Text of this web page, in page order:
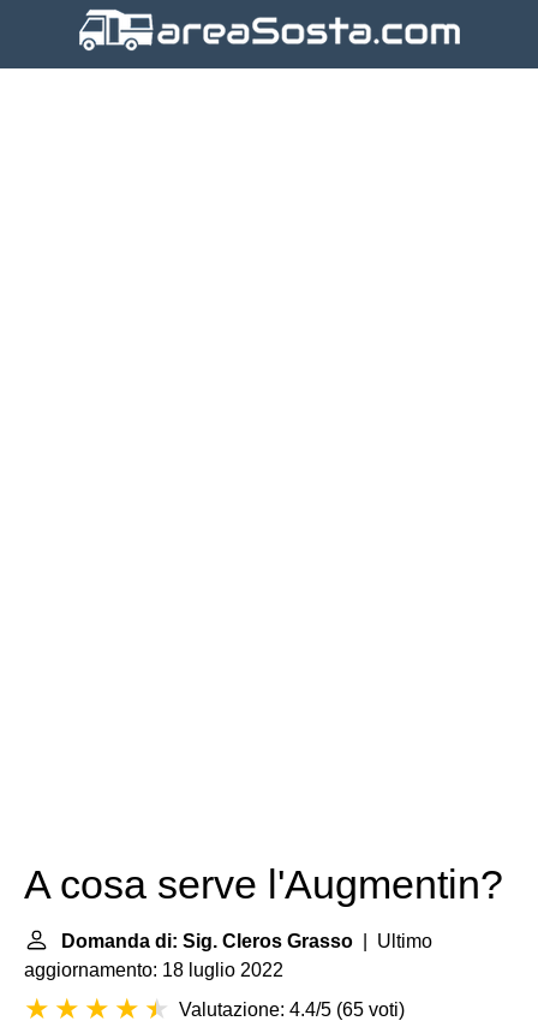
A cosa serve l'Augmentin?
Domanda di: Sig. Cleros Grasso | Ultimo
aggiornamento: 18 luglio 2022
Valutazione: 4.4/5 (65 voti)